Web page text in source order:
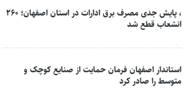
، پایش جدی مصرف برق ادارات در استان اصفهان؛ ۲۶۰
انشعاب قطع شد
استاندار اصفهان فرمان حمایت از صنایع کوچک و
متوسط را صادر کرد